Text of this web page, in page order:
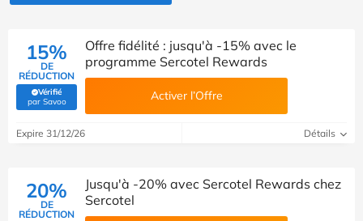
15%
DE
RÉDUCTION
Vérifié
par Savoo(Vérifié par Savoo)
Offre fidélité : jusqu'à -15% avec le
programme Sercotel Rewards
Activer l’Offre
Expire 31/12/26 Détails
20%
DE
RÉDUCTION
Jusqu'à -20% avec Sercotel Rewards chez
Sercotel